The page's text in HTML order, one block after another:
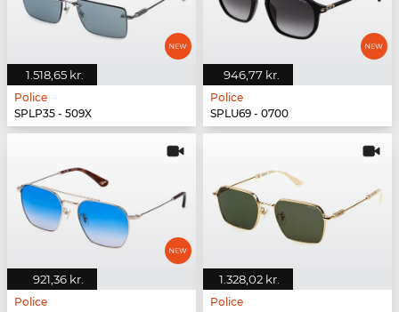
1.518,65 kr.
Police
SPLP35 - 509X
946,77 kr.
Police
SPLU69 - 0700
921,36 kr.
Police
1.328,02 kr.
Police